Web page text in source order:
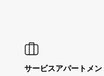
サービスアパートメ